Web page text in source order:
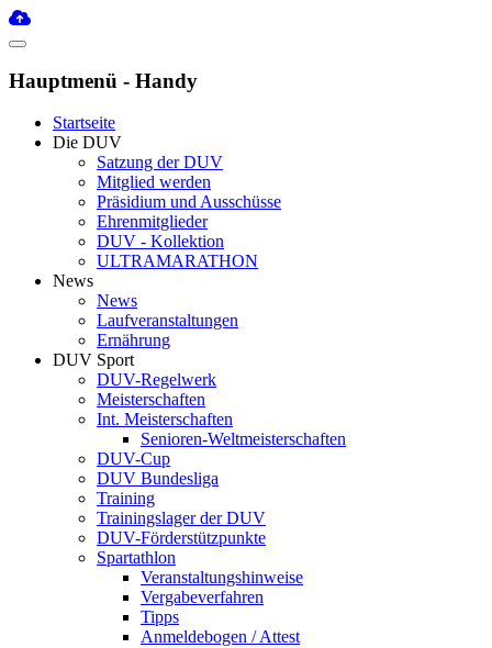
Hauptmenü - Handy
Startseite
Die DUV
Satzung der DUV
Mitglied werden
Präsidium und Ausschüsse
Ehrenmitglieder
DUV - Kollektion
ULTRAMARATHON
News
News
Laufveranstaltungen
Ernährung
DUV Sport
DUV-Regelwerk
Meisterschaften
Int. Meisterschaften
Senioren-Weltmeisterschaften
DUV-Cup
DUV Bundesliga
Training
Trainingslager der DUV
DUV-Förderstützpunkte
Spartathlon
Veranstaltungshinweise
Vergabeverfahren
Tipps
Anmeldebogen / Attest